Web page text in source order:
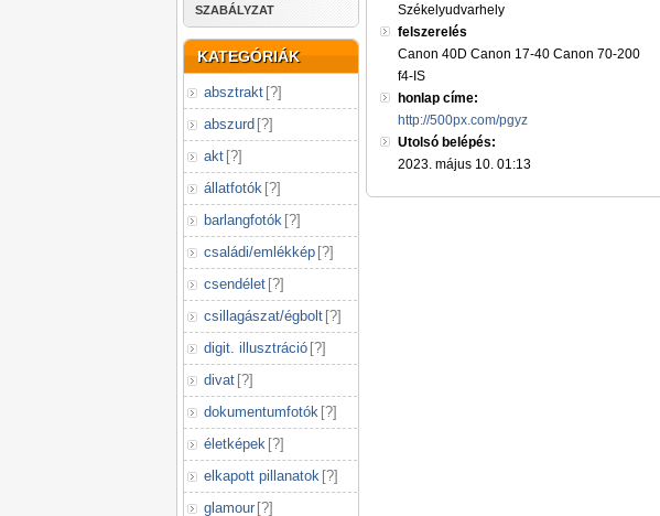
SZABÁLYZAT
KATEGÓRIÁK
absztrakt [?]
abszurd [?]
akt [?]
állatfotók [?]
barlangfotók [?]
családi/emlékkép [?]
csendélet [?]
csillagászat/égbolt [?]
digit. illusztráció [?]
divat [?]
dokumentumfotók [?]
életképek [?]
elkapott pillanatok [?]
glamour [?]
Székelyudvarhely
felszerelés
Canon 40D Canon 17-40 Canon 70-200
f4-IS
honlap címe:
http://500px.com/pgyz
Utolsó belépés:
2023. május 10. 01:13